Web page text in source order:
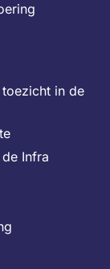
in de
Infra